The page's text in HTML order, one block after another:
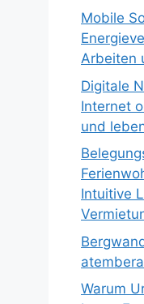
Mobile
Arbeiten
Digitale
Internet
und
Intuitive
Warum